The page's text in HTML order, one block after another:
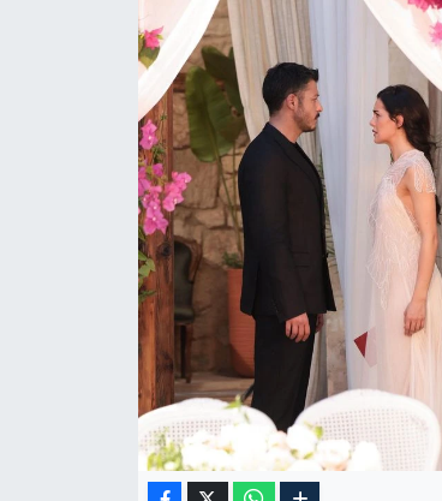
Magazin
Burç Yorumları
Hava Durumu
Kim kimdir?